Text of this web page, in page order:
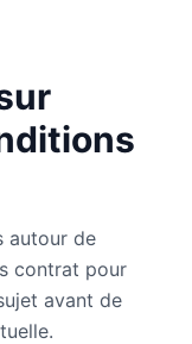
autour de
contrat pour
avant de